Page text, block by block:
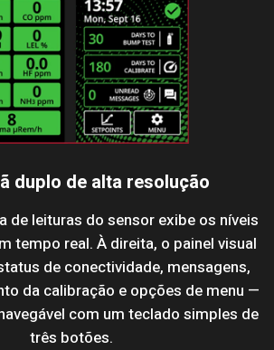
duplo de alta resolução
de leituras do sensor exibe os níveis
tempo real. À direita, o painel visual
de conectividade, mensagens,
da calibração e opções de menu —
com um teclado simples de
três botões.